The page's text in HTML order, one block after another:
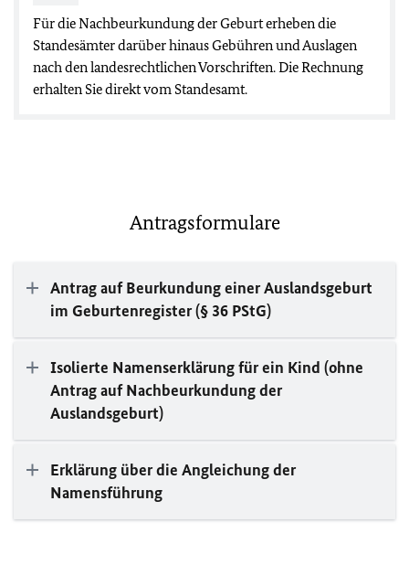
Für die Nachbeurkundung der Geburt erheben die
Standesämter darüber hinaus Gebühren und Auslagen
nach den landesrechtlichen Vorschriften. Die Rechnung
erhalten Sie direkt vom Standesamt.
Antragsformulare
Antrag auf Beurkundung einer Auslandsgeburt
im Geburtenregister (§ 36 PStG)
Isolierte Namenserklärung für ein Kind (ohne
Antrag auf Nachbeurkundung der
Auslandsgeburt)
Erklärung über die Angleichung der
Namensführung